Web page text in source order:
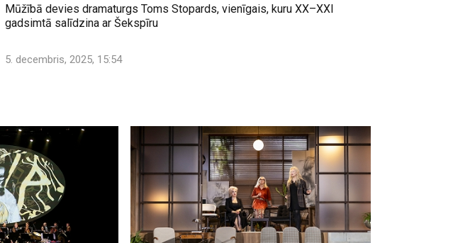
Mūžībā devies dramaturgs Toms Stopards, vienīgais, kuru XX–XXI
gadsimtā salīdzina ar Šekspīru
5. decembris, 2025, 15:54